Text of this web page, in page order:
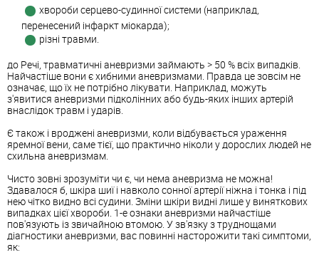
хвороби серцево-судинної системи (наприклад,
перенесений інфаркт міокарда);
різні травми.
до Речі, травматичні аневризми займають > 50 % всіх випадків.
Найчастіше вони є хибними аневризмами. Правда це зовсім не
означає, що їх не потрібно лікувати. Наприклад, можуть
з'явитися аневризми підколінних або будь-яких інших артерій
внаслідок травм і ударів.
Є також і вроджені аневризми, коли відбувається ураження
яремної вени, саме тієї, що практично ніколи у дорослих людей не
схильна аневризмам.
Чисто зовні зрозуміти чи є, чи нема аневризма не можна!
Здавалося б, шкіра шиї і навколо сонної артерії ніжна і тонка і під
нею чітко видно всі судини. Зміни шкіри видні лише у виняткових
випадках цієї хвороби. 1-е ознаки аневризми найчастіше
пов'язують із звичайною втомою. У зв'язку з труднощами
діагностики аневризми, вас повинні насторожити такі симптоми,
як: